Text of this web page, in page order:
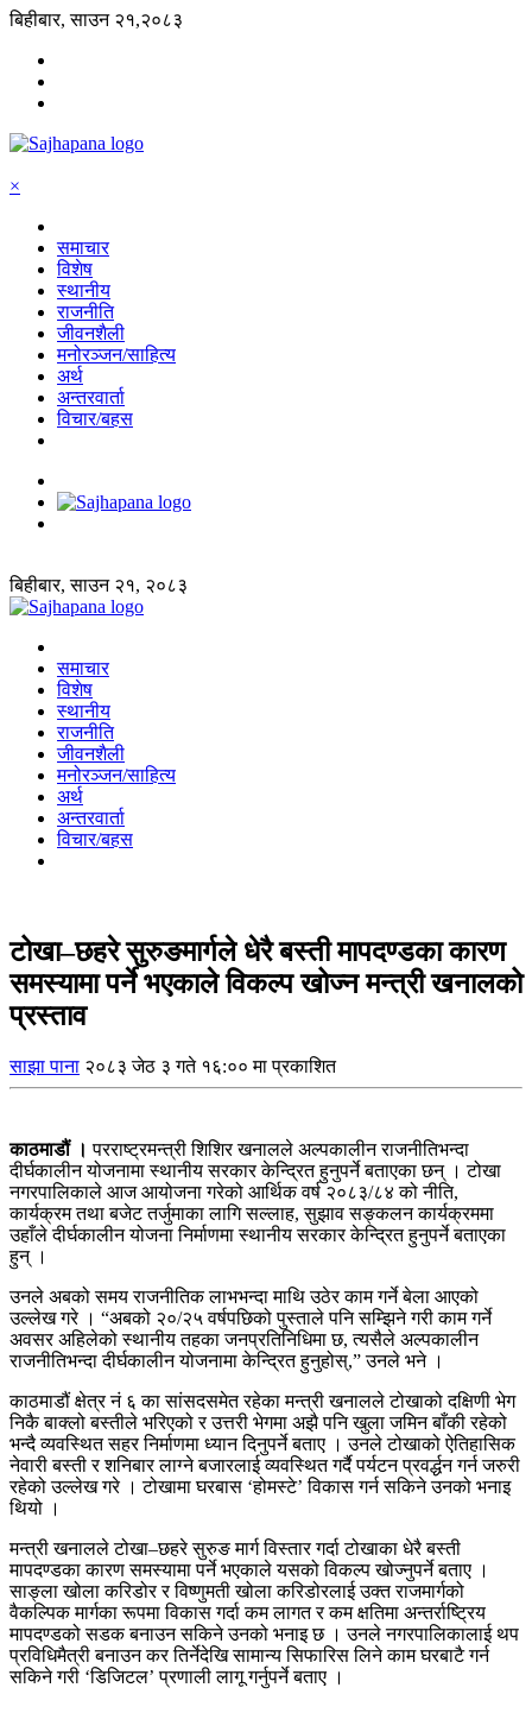
बिहीबार, साउन २१,२०८३
×
समाचार
विशेष
स्थानीय
राजनीति
जीवनशैली
मनोरञ्जन/साहित्य
अर्थ
अन्तरवार्ता
विचार/बहस
बिहीबार, साउन २१, २०८३
समाचार
विशेष
स्थानीय
राजनीति
जीवनशैली
मनोरञ्जन/साहित्य
अर्थ
अन्तरवार्ता
विचार/बहस
टोखा–छहरे सुरुङमार्गले धेरै बस्ती मापदण्डका कारण
समस्यामा पर्ने भएकाले विकल्प खोज्न मन्त्री खनालको
प्रस्ताव
साझा पाना २०८३ जेठ ३ गते १६:०० मा प्रकाशित
काठमाडौं ।परराष्ट्रमन्त्री शिशिर खनालले अल्पकालीन राजनीतिभन्दा
दीर्घकालीन योजनामा स्थानीय सरकार केन्द्रित हुनुपर्ने बताएका छन् । टोखा
नगरपालिकाले आज आयोजना गरेको आर्थिक वर्ष २०८३/८४ को नीति,
कार्यक्रम तथा बजेट तर्जुमाका लागि सल्लाह, सुझाव सङ्कलन कार्यक्रममा
उहाँले दीर्घकालीन योजना निर्माणमा स्थानीय सरकार केन्द्रित हुनुपर्ने बताएका
हुन् ।
उनले अबको समय राजनीतिक लाभभन्दा माथि उठेर काम गर्ने बेला आएको
उल्लेख गरे । “अबको २०/२५ वर्षपछिको पुस्ताले पनि सम्झिने गरी काम गर्ने
अवसर अहिलेको स्थानीय तहका जनप्रतिनिधिमा छ, त्यसैले अल्पकालीन
राजनीतिभन्दा दीर्घकालीन योजनामा केन्द्रित हुनुहोस्,” उनले भने ।
काठमाडौं क्षेत्र नं ६ का सांसदसमेत रहेका मन्त्री खनालले टोखाको दक्षिणी भेग
निकै बाक्लो बस्तीले भरिएको र उत्तरी भेगमा अझै पनि खुला जमिन बाँकी रहेको
भन्दै व्यवस्थित सहर निर्माणमा ध्यान दिनुपर्ने बताए । उनले टोखाको ऐतिहासिक
नेवारी बस्ती र शनिबार लाग्ने बजारलाई व्यवस्थित गर्दै पर्यटन प्रवर्द्धन गर्न जरुरी
रहेको उल्लेख गरे । टोखामा घरबास ‘होमस्टे’ विकास गर्न सकिने उनको भनाइ
थियो ।
मन्त्री खनालले टोखा–छहरे सुरुङ मार्ग विस्तार गर्दा टोखाका धेरै बस्ती
मापदण्डका कारण समस्यामा पर्ने भएकाले यसको विकल्प खोज्नुपर्ने बताए ।
साङ्ला खोला करिडोर र विष्णुमती खोला करिडोरलाई उक्त राजमार्गको
वैकल्पिक मार्गका रूपमा विकास गर्दा कम लागत र कम क्षतिमा अन्तर्राष्ट्रिय
मापदण्डको सडक बनाउन सकिने उनको भनाइ छ । उनले नगरपालिकालाई थप
प्रविधिमैत्री बनाउन कर तिर्नेदेखि सामान्य सिफारिस लिने काम घरबाटै गर्न
सकिने गरी ‘डिजिटल’ प्रणाली लागू गर्नुपर्ने बताए ।